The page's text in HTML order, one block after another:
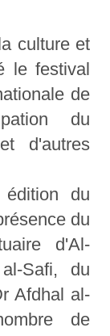
culture et
le festival
de
du
d'autres
du
du
d'Al-
Safi, du
Afdhal al-
de